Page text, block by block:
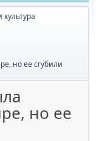
культура
но ее сгубили
но ее